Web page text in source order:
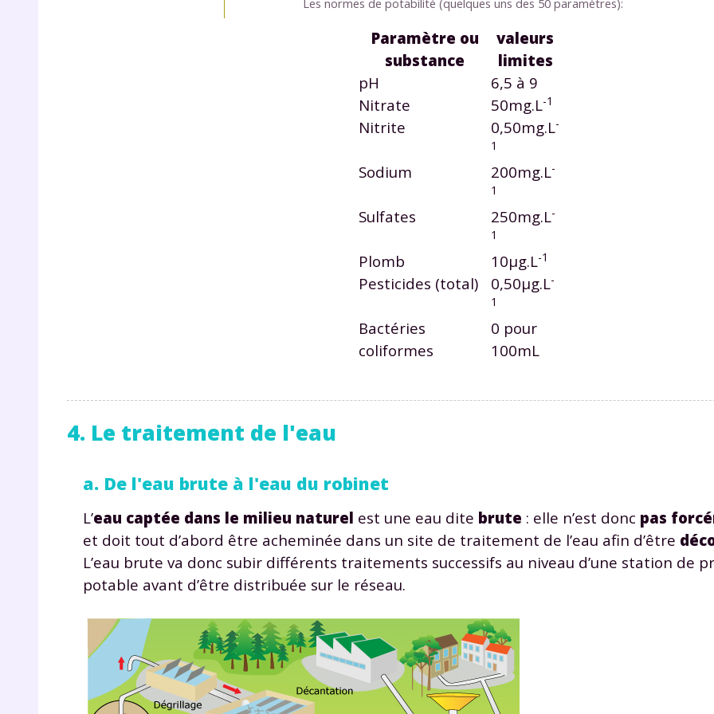
Paramètre ou
substance
valeurs
limites
pH
6,5 à 9
Nitrate
50mg.L-1
Nitrite 0,50mg.L-
1
Sodium 200mg.L-
1
Sulfates 250mg.L-
1
Plomb 10µg.L-1
Pesticides (total) 0,50µg.L-
1
Bactéries
coliformes
0 pour
100mL
4. Le traitement de l'eau
a. De l'eau brute à l'eau du robinet
L’eau captée dans le milieu naturel est une eau dite brute : elle n’est donc pas
et doit tout d’abord être acheminée dans un site de traitement de l’eau afin d’être
L’eau brute va donc subir différents traitements successifs au niveau d’une station de
potable avant d’être distribuée sur le réseau.
de vos données personnelles et pour exercer vos droits, vous pouvez